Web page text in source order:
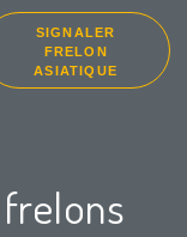
SIGNALER
FRELON
ASIATIQUE